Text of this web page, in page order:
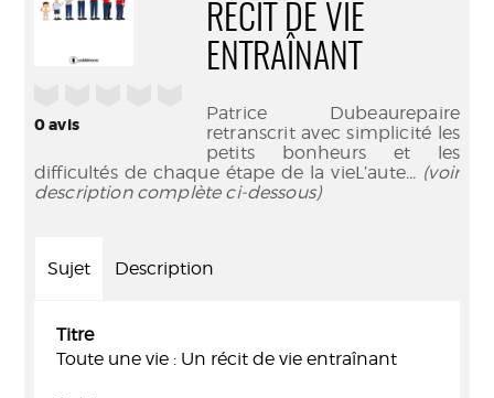
0avis
RÉCIT DE VIE
ENTRAÎNANT
Patrice Dubeaurepaire
retranscrit avec simplicité les
petits bonheurs et les
difficultés de chaque étape de la vieL’aute... (voir
description complète ci-dessous)
Sujet Description
Titre
Toute une vie : Un récit de vie entraînant